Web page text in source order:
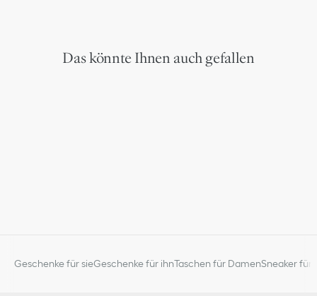
Das könnte Ihnen auch gefallen
Geschenke für sieGeschenke für ihnTaschen für DamenSneaker für